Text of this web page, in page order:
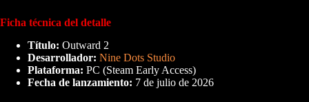
Ficha técnica del detalle
Título: Outward 2
Desarrollador: Nine Dots Studio
Plataforma: PC (Steam Early Access)
Fecha de lanzamiento: 7 de julio de 2026